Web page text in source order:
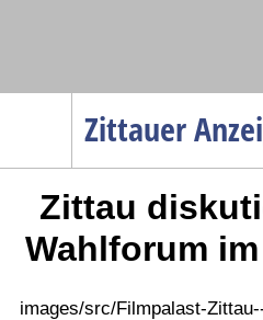
Zittauer
Menüpunkte
Politik
Gesellschaft
Wirtschaft
Zittau
Wahlforum
images/src/Filmpalast-